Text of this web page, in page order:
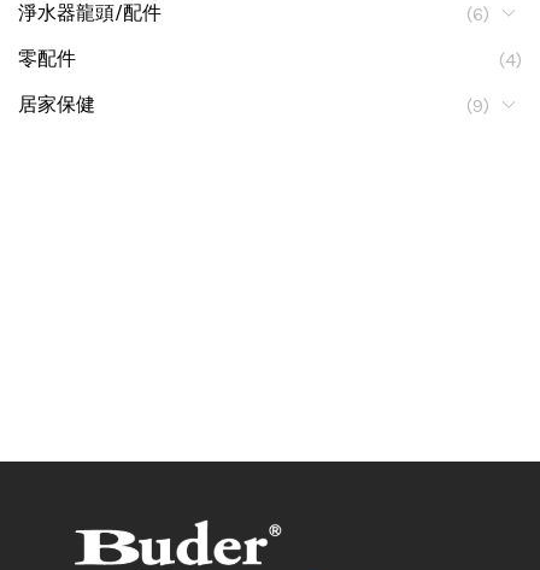
淨水器龍頭/配件
(6)
零配件
(4)
居家保健
(9)